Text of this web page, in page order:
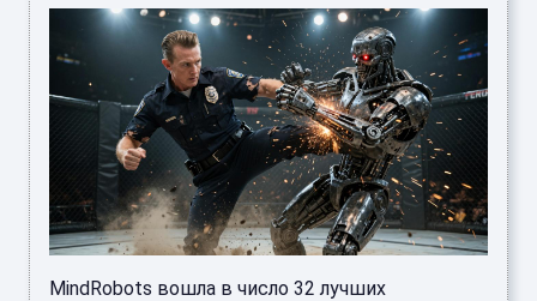
MindRobots вошла в число 32 лучших